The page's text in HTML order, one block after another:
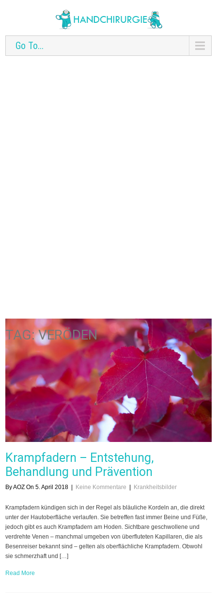
Go To...
TAG: VERÖDEN
Krampfadern – Entstehung,
Behandlung und Prävention
By AOZ On 5. April 2018 Keine Kommentare Krankheitsbilder
Krampfadern kündigen sich in der Regel als bläuliche Kordeln an, die direkt
unter der Hautoberfläche verlaufen. Sie betreffen fast immer Beine und Füße,
jedoch gibt es auch Krampfadern am Hoden. Sichtbare geschwollene und
verdrehte Venen – manchmal umgeben von überfluteten Kapillaren, die als
Besenreiser bekannt sind – gelten als oberflächliche Krampfadern. Obwohl
sie schmerzhaft und […]
Read More